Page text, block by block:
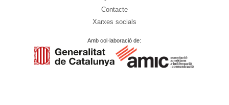
Contacte
Xarxes socials
Amb col·laboració de: